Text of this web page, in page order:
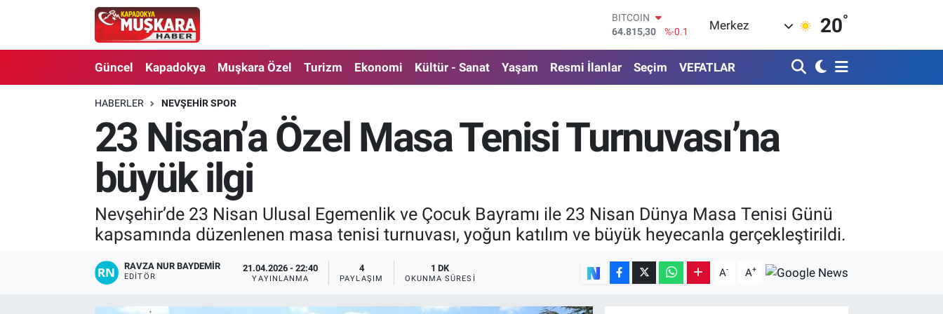
DOLAR
47,7436
%0.18
55,2510
STERLİN
64,4811
%0.38
BİST100
%-14
Merkez 20°
Güncel Kapadokya Muşkara Özel Turizm Ekonomi Kültür - Sanat Yaşam Resmi İlanlar Seçim VEFATLAR
HABERLER NEVŞEHIR SPOR
23 Nisan’a Özel Masa Tenisi Turnuvası’na
büyük ilgi
Nevşehir’de 23 Nisan Ulusal Egemenlik ve Çocuk Bayramı ile 23 Nisan Dünya Masa Tenisi Günü
kapsamında düzenlenen masa tenisi turnuvası, yoğun katılım ve büyük heyecanla gerçekleştirildi.
RAVZA NUR BAYDEMIR
EDITÖR
21.04.2026 - 22:40
YAYINLANMA
4
PAYLAŞIM
1 DK
OKUNMA SÜRESI A- A+
CANLI SEÇİM SONUÇLARI
Güncel
Muşkara Özel
Kapadokya
Kültür - Sanat
Nevşehir Nöbetçi Eczaneler
Nevşehir Hava Durumu
Nevşehir Trafik Yoğunluk Haritası
Süper Lig Puan Durumu ve Fikstür
Tüm Manşetler
Son Dakika Haberleri
Haber Arşivi